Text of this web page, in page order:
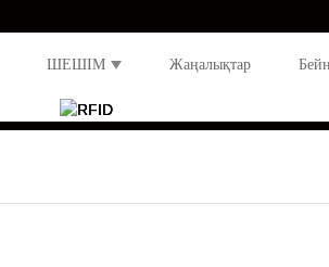
ШЕШІМ Жаңалықтар